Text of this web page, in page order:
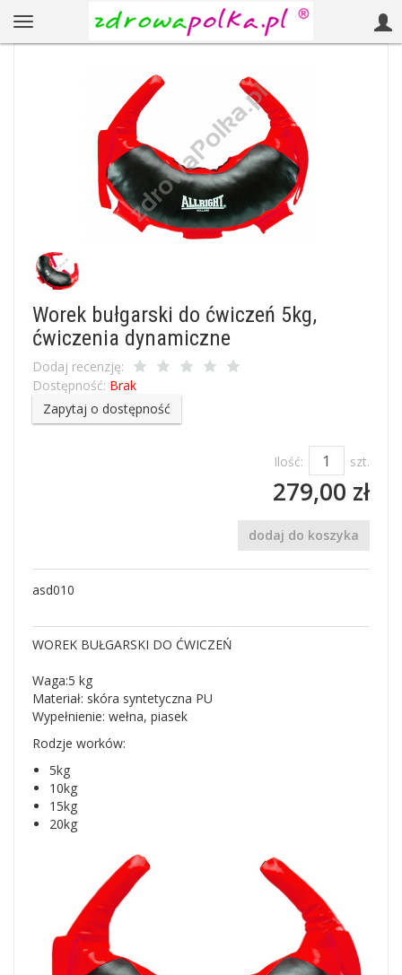
Worek bułgarski do ćwiczeń 5kg,
ćwiczenia dynamiczne
Dodaj recenzję:
Dostępność: Brak
Zapytaj o dostępność
Ilość: szt.
279,00 zł
dodaj do koszyka
asd010
WOREK BUŁGARSKI DO ĆWICZEŃ
Waga:5 kg
Materiał: skóra syntetyczna PU
Wypełnienie: wełna, piasek
Rodzje worków:
5kg
10kg
15kg
20kg